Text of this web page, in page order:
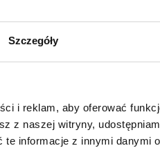
Szczegóły
i reklam, aby oferować
z naszej witryny,
informacje z innymi danymi
raportów w wersji audiobook